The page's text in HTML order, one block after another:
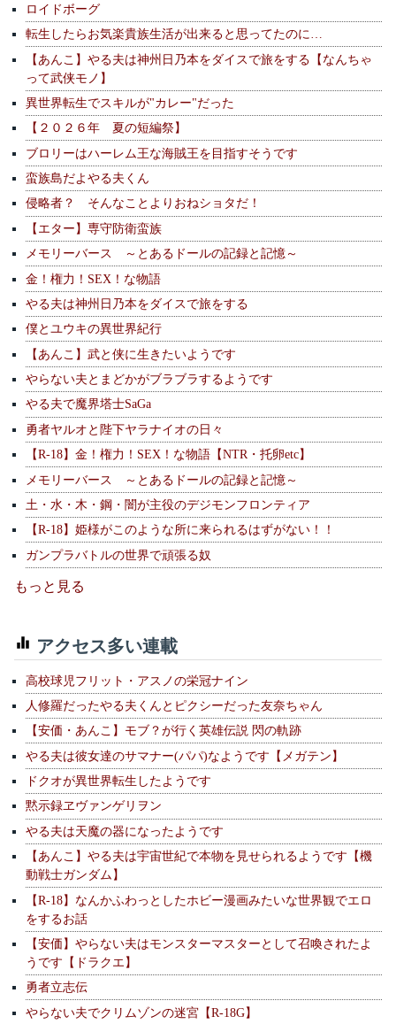
ロイドボーグ
転生したらお気楽貴族生活が出来ると思ってたのに…
【あんこ】やる夫は神州日乃本をダイスで旅をする【なんちゃ
って武侠モノ】
異世界転生でスキルが"カレー"だった
【２０２６年 夏の短編祭】
ブロリーはハーレム王な海賊王を目指すそうです
蛮族島だよやる夫くん
侵略者？ そんなことよりおねショタだ！
【エター】専守防衛蛮族
メモリーバース ～とあるドールの記録と記憶～
金！権力！SEX！な物語
やる夫は神州日乃本をダイスで旅をする
僕とユウキの異世界紀行
【あんこ】武と侠に生きたいようです
やらない夫とまどかがブラブラするようです
やる夫で魔界塔士SaGa
勇者ヤルオと陛下ヤラナイオの日々
【R-18】金！権力！SEX！な物語【NTR・托卵etc】
メモリーバース ～とあるドールの記録と記憶～
土・水・木・鋼・闇が主役のデジモンフロンティア
【R-18】姫様がこのような所に来られるはずがない！！
ガンプラバトルの世界で頑張る奴
もっと見る
アクセス多い連載
高校球児フリット・アスノの栄冠ナイン
人修羅だったやる夫くんとピクシーだった友奈ちゃん
【安価・あんこ】モブ？が行く英雄伝説 閃の軌跡
やる夫は彼女達のサマナー(パパ)なようです【メガテン】
ドクオが異世界転生したようです
黙示録ヱヴァンゲリヲン
やる夫は天魔の器になったようです
【あんこ】やる夫は宇宙世紀で本物を見せられるようです【機
動戦士ガンダム】
【R-18】なんかふわっとしたホビー漫画みたいな世界観でエロ
をするお話
【安価】やらない夫はモンスターマスターとして召喚されたよ
うです【ドラクエ】
勇者立志伝
やらない夫でクリムゾンの迷宮【R-18G】